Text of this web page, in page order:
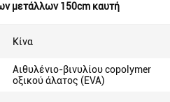
μετάλλων 150cm καυτή
Κίνα
Αιθυλένιο-βινυλίου copolymer
οξικού άλατος (EVA)